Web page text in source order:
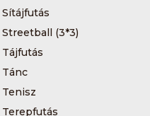
Sítájfutás
Streetball (3*3)
Tájfutás
Tánc
Tenisz
Terepfutás